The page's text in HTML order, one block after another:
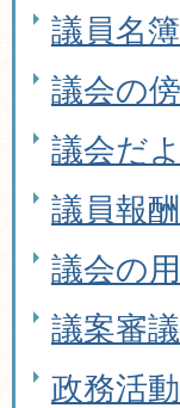
議員名簿
議会の
議会だ
議員報酬
議会の
議案審
政務活